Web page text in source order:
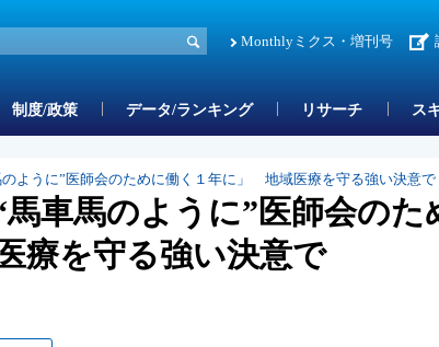
Monthlyミクス・増刊号
制度/政策 データ/ランキング リサーチ ス
のように”医師会のために働く１年に」 地域医療を守る強い決意で
馬車馬のように”医師会のた
療を守る強い決意で